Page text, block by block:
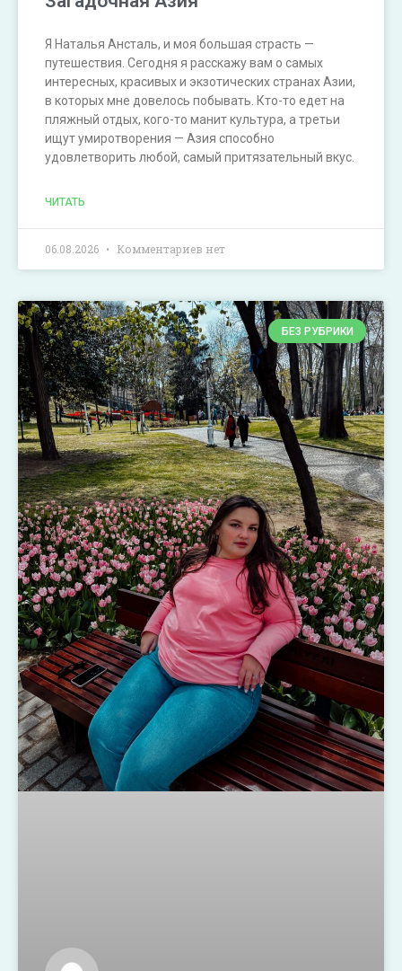
Я Наталья Ансталь, и моя большая страсть —
путешествия. Сегодня я расскажу вам о самых
интересных, красивых и экзотических странах Азии,
в которых мне довелось побывать. Кто-то едет на
пляжный отдых, кого-то манит культура, а третьи
ищут умиротворения — Азия способно
удовлетворить любой, самый притязательный вкус.
ЧИТАТЬ
06.08.2026 Комментариев нет
БЕЗ РУБРИКИ